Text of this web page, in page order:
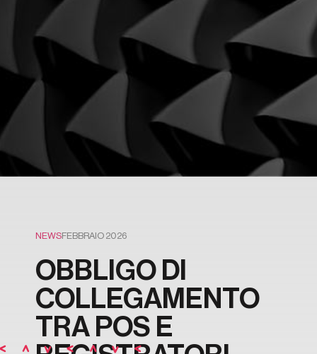
NEWSFEBBRAIO 2026
OBBLIGO DI
COLLEGAMENTO
TRA POS E